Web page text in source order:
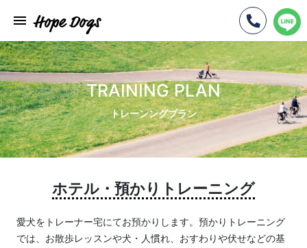
Hope Dogs
TRAINING PLAN
トレーンングプラン
ホテル・預かりトレーニング
愛犬をトレーナー宅にてお預かりします。預かりトレーニング
では、お散歩レッスンや犬・人慣れ、おすわりや伏せなどの基